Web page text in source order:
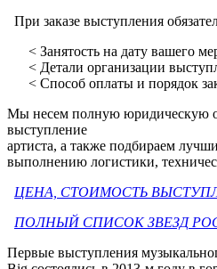
При заказе выступления
< Занятость на дату вашего
< Детали организации
< Способ оплаты и порядок
Мы несем полную юридическую
выступление
артиста, а также подбираем
выполнению логистики,
ЦЕНА, СТОИМОСТЬ
ПОЛНЫЙ СПИСОК ЗВЕЗД
Первые выступления